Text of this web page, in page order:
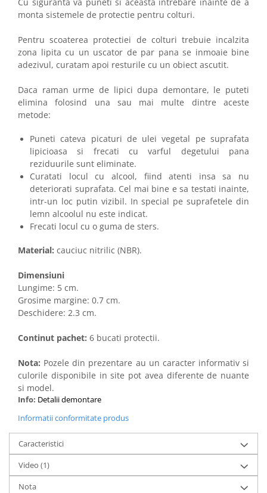
monta sistemele de protectie pentru colturi.
Pentru scoaterea protectiei de colturi trebuie incalzita
zona lipita cu un uscator de par pana se inmoaie bine
adezivul, curatam apoi resturile cu un obiect ascutit.
Daca raman urme de lipici dupa demontare, le puteti
elimina folosind una sau mai multe dintre aceste
metode:
Puneti cateva picaturi de ulei vegetal pe suprafata
lipicioasa si frecati cu varful degetului pana
reziduurile sunt eliminate.
Curatati locul cu alcool, fiind atenti insa sa nu
deteriorati suprafata. Cel mai bine e sa testati inainte,
intr-un loc putin vizibil. In special pe suprafetele din
lemn alcoolul nu este indicat.
Frecati locul cu o guma de sters.
Material: cauciuc nitrilic (NBR).
Dimensiuni
Lungime: 5 cm.
Grosime margine: 0.7 cm.
Deschidere: 2.3 cm.
Continut pachet: 6 bucati protectii.
Nota: Pozele din prezentare au un caracter informativ si
culorile disponibile in site pot avea diferente de nuante
si model.
Info: Detalii demontare
Informatii conformitate produs
Caracteristici
Video (1)
Nota